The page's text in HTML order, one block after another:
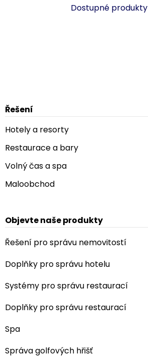
Dostupné produkty
Řešení
Hotely a resorty
Restaurace a bary
Volný čas a spa
Maloobchod
Objevte naše produkty
Řešení pro správu nemovitostí
Doplňky pro správu hotelu
Systémy pro správu restaurací
Doplňky pro správu restaurací
Spa
Správa golfových hřišť